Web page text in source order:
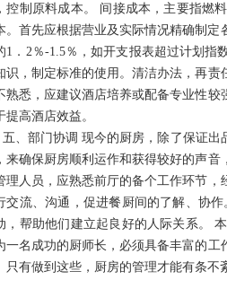
控制原料成本。 间接成本，主要指燃
。首先应根据营业及实际情况精确制
1．2％-1.5％，如开支报表超过计划
识，制定标准的使用。清洁办法，再
熟悉，应建议酒店培养或配备专业性
提高酒店效益。
部门协调 现今的厨房，除了保证出
来确保厨房顺利运作和获得较好的声
理人员，应熟悉前厅的备个工作环节
交流、沟通，促进餐厨间的了解、协
，帮助他们建立起良好的人际关系。
一名成功的厨师长，必须具备丰富的
只有做到这些，厨房的管理才能有条